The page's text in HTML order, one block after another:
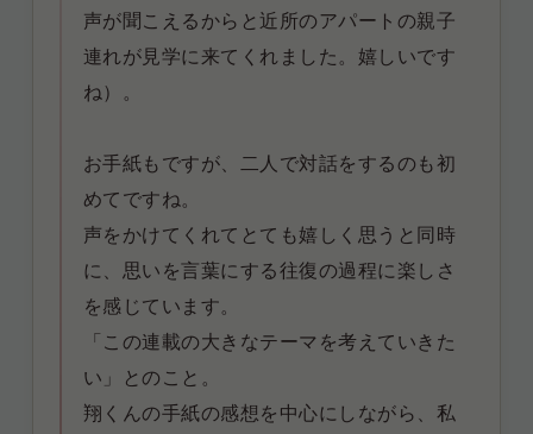
声が聞こえるからと近所のアパートの親子
連れが見学に来てくれました。嬉しいです
ね）。
お手紙もですが、二人で対話をするのも初
めてですね。
声をかけてくれてとても嬉しく思うと同時
に、思いを言葉にする往復の過程に楽しさ
を感じています。
「この連載の大きなテーマを考えていきた
い」とのこと。
翔くんの手紙の感想を中心にしながら、私